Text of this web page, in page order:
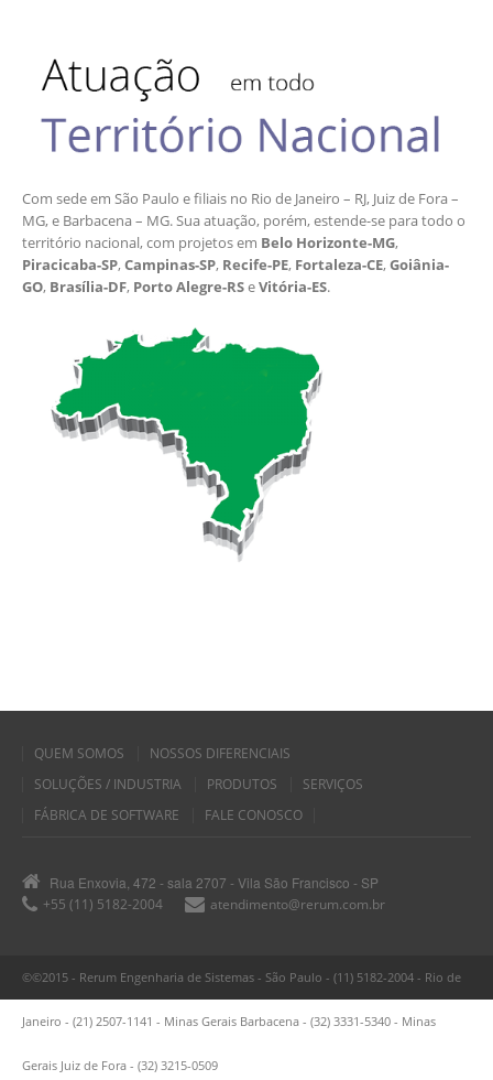
Com sede em São Paulo e filiais no Rio de Janeiro – RJ, Juiz de Fora –
MG, e Barbacena – MG. Sua atuação, porém, estende-se para todo o
território nacional, com projetos em Belo Horizonte-MG,
Piracicaba-SP,Campinas-SP, Recife-PE, Fortaleza-CE,Goiânia-
GO, Brasília-DF, Porto Alegre-RSeVitória-ES.
QUEM SOMOS
NOSSOS DIFERENCIAIS
SOLUÇÕES / INDUSTRIA
PRODUTOS
SERVIÇOS
FÁBRICA DE SOFTWARE
FALE CONOSCO
Rua Enxovia, 472 - sala 2707 - Vila São Francisco - SP
+55 (11) 5182-2004
atendimento@rerum.com.br
©©2015 - Rerum Engenharia de Sistemas - São Paulo - (11) 5182-2004 - Rio de
Janeiro - (21) 2507-1141 - Minas Gerais Barbacena - (32) 3331-5340 - Minas
Gerais Juiz de Fora - (32) 3215-0509